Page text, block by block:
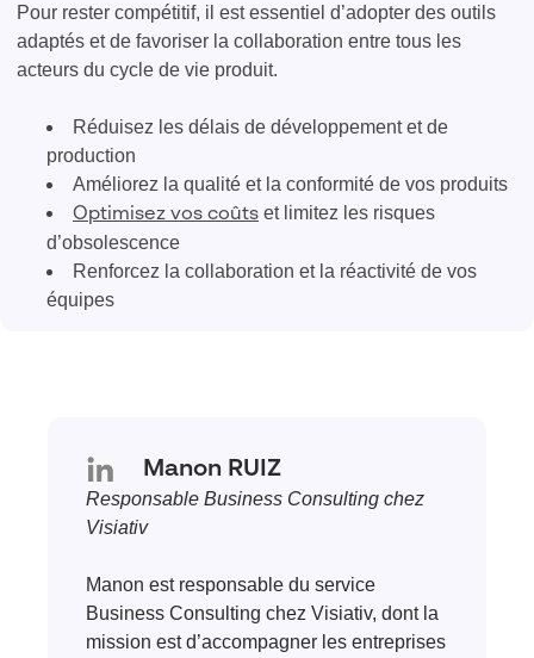
Pour rester compétitif, il est essentiel d’adopter des outils
adaptés et de favoriser la collaboration entre tous les
acteurs du cycle de vie produit.
Réduisez les délais de développement et de
production
Améliorez la qualité et la conformité de vos produits
Optimisez vos coûts et limitez les risques
d’obsolescence
Renforcez la collaboration et la réactivité de vos
équipes
Manon RUIZ
Responsable Business Consulting chez
Visiativ
Manon est responsable du service
Business Consulting chez Visiativ, dont la
mission est d’accompagner les entreprises